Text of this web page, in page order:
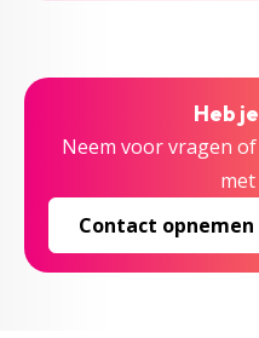
Heb
Neem voor vragen
Contact opnemen